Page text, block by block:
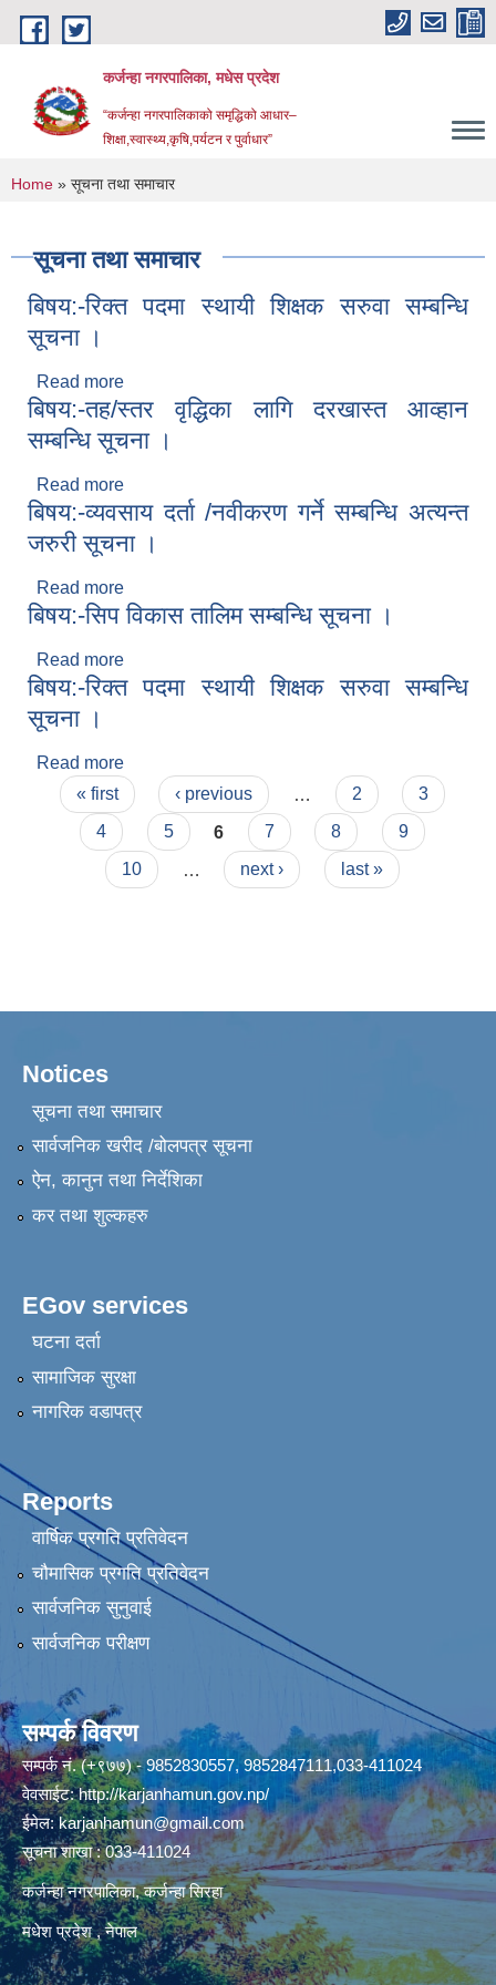
Skip to main content
कर्जन्हा नगरपालिका, मधेस प्रदेश
“कर्जन्हा नगरपालिकाको समृद्धिको आधार–
शिक्षा,स्वास्थ्य,कृषि,पर्यटन र पुर्वाधार”
You are here
Home » सूचना तथा समाचार
सूचना तथा समाचार
बिषय:-रिक्त पदमा स्थायी शिक्षक सरुवा सम्बन्धि
सूचना ।
Read more
सूचना ।
बिषय:-तह/स्तर वृद्धिका लागि दरखास्त आव्हान
सम्बन्धि सूचना ।
Read more
सम्बन्धि सूचना ।
बिषय:-व्यवसाय दर्ता /नवीकरण गर्ने सम्बन्धि अत्यन्त
जरुरी सूचना ।
Read more
जरुरी सूचना ।
बिषय:-सिप विकास तालिम सम्बन्धि सूचना ।
Read more
बिषय:-रिक्त पदमा स्थायी शिक्षक सरुवा सम्बन्धि
सूचना ।
Read more
सूचना ।
Pages
« first ‹ previous 2
3
4
5 6 7 8
9
10
next › last »
Notices
सूचना तथा समाचार
सार्वजनिक खरीद /बोलपत्र सूचना
ऐन, कानुन तथा निर्देशिका
कर तथा शुल्कहरु
EGov services
घटना दर्ता
सामाजिक सुरक्षा
नागरिक वडापत्र
Reports
वार्षिक प्रगति प्रतिवेदन
चौमासिक प्रगति प्रतिवेदन
सार्वजनिक सुनुवाई
सार्वजनिक परीक्षण
सम्पर्क विवरण
सम्पर्क नं. (+९७७) - 9852830557, 9852847111,033-411024
वेवसाईट:http://karjanhamun.gov.np/
ईमेल:karjanhamun@gmail.com
सूचना शाखा : 033-411024
कर्जन्हा नगरपालिका, कर्जन्हा सिरहा
मधेश प्रदेश , नेपाल